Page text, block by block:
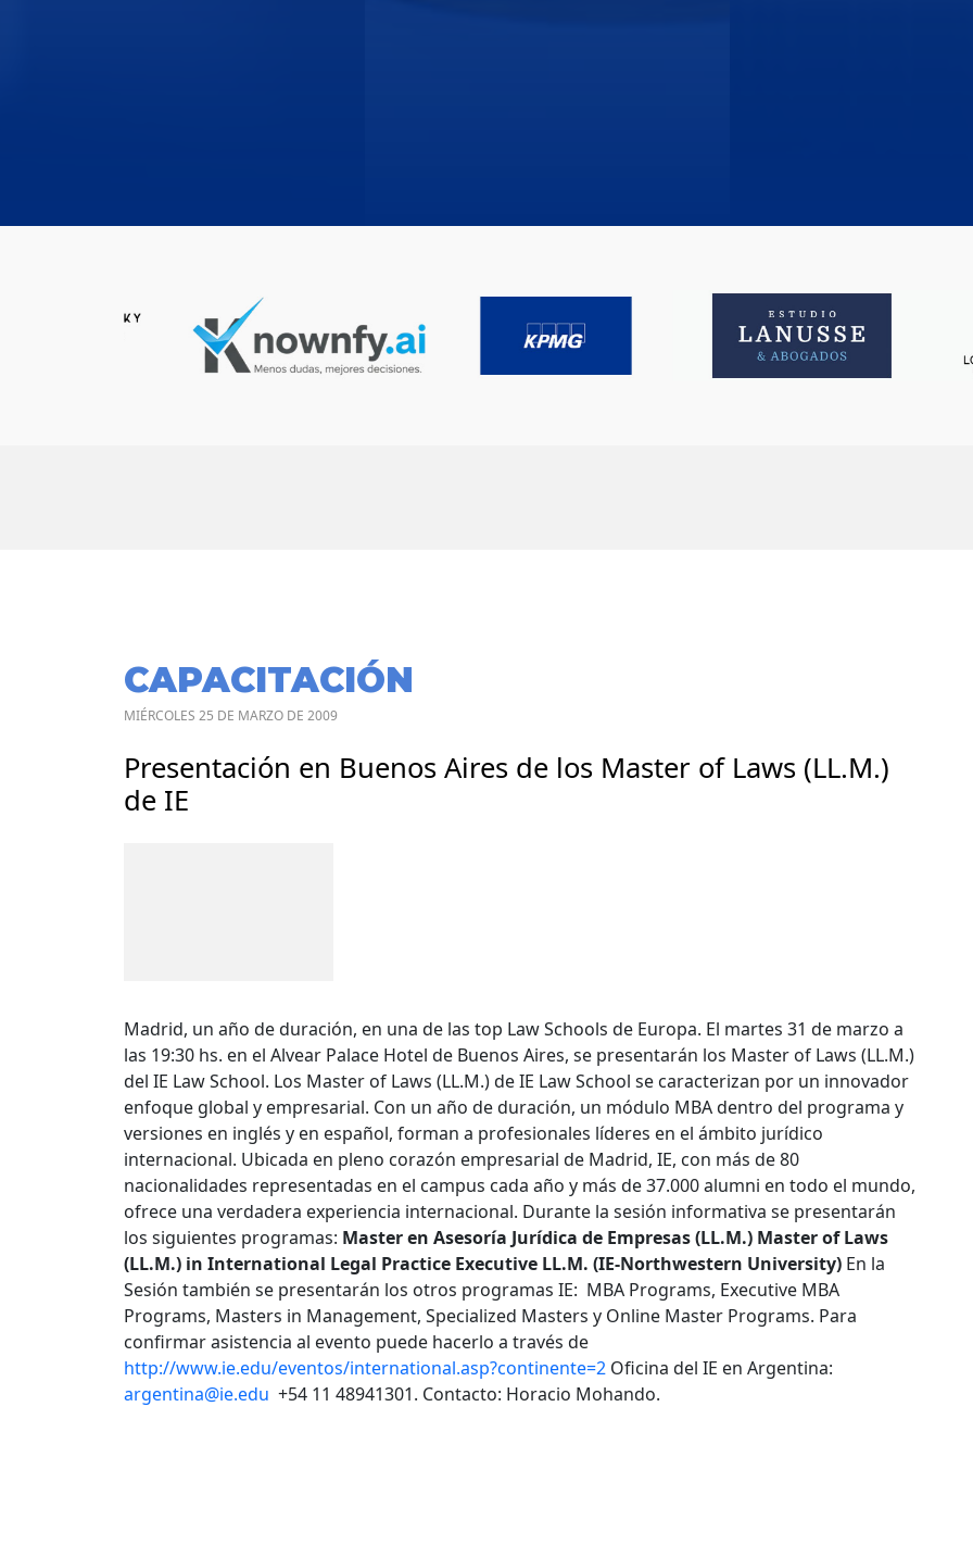
CAPACITACIÓN
MIÉRCOLES 25 DE MARZO DE 2009
Presentación en Buenos Aires de los Master of Laws (LL.M.)
de IE
Madrid, un año de duración, en una de las top Law Schools de Europa. El martes 31 de marzo a
las 19:30 hs. en el Alvear Palace Hotel de Buenos Aires, se presentarán los Master of Laws (LL.M.)
del IE Law School. Los Master of Laws (LL.M.) de IE Law School se caracterizan por un innovador
enfoque global y empresarial. Con un año de duración, un módulo MBA dentro del programa y
versiones en inglés y en español, forman a profesionales líderes en el ámbito jurídico
internacional. Ubicada en pleno corazón empresarial de Madrid, IE, con más de 80
nacionalidades representadas en el campus cada año y más de 37.000 alumni en todo el mundo,
ofrece una verdadera experiencia internacional. Durante la sesión informativa se presentarán
los siguientes programas: Master en Asesoría Jurídica de Empresas (LL.M.) Master of Laws
(LL.M.) in International Legal Practice Executive LL.M. (IE-Northwestern University) En la
Sesión también se presentarán los otros programas IE: MBA Programs, Executive MBA
Programs, Masters in Management, Specialized Masters y Online Master Programs. Para
confirmar asistencia al evento puede hacerlo a través de
http://www.ie.edu/eventos/international.asp?continente=2 Oficina del IE en Argentina:
argentina@ie.edu +54 11 48941301. Contacto: Horacio Mohando.